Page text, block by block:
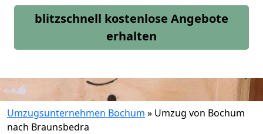
blitzschnell kostenlose Angebote
erhalten
Umzugsunternehmen Bochum » Umzug von Bochum
nach Braunsbedra